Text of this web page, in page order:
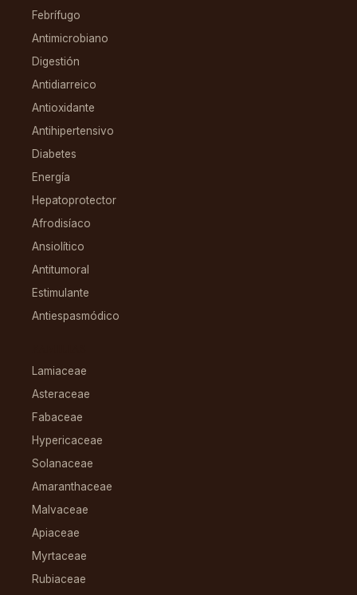
Febrífugo
Antimicrobiano
Digestión
Antidiarreico
Antioxidante
Antihipertensivo
Diabetes
Energía
Hepatoprotector
Afrodisíaco
Ansiolítico
Antitumoral
Estimulante
Antiespasmódico
Lamiaceae
Asteraceae
Fabaceae
Hypericaceae
Solanaceae
Amaranthaceae
Malvaceae
Apiaceae
Myrtaceae
Rubiaceae